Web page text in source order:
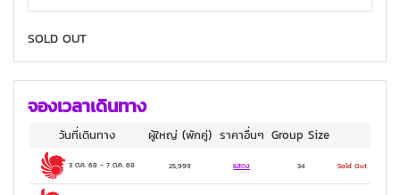
SOLD OUT
จองเวลาเดินทาง
วันที่เดินทาง ผู้ใหญ่(พักคู่) ราคาอื่นๆ Group Size
3 ต.ค. 68- 7 ต.ค. 68 25,999 แสดง 34 Sold Out